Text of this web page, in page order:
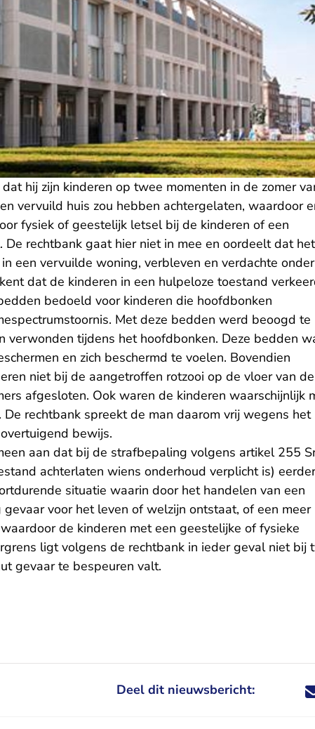
hij zijn kinderen op twee momenten in de zomer
vervuild huis zou hebben achtergelaten, waardoor
fysiek of geestelijk letsel bij de kinderen of een
rechtbank gaat hier niet in mee en oordeelt dat
een vervuilde woning, verbleven en verdachte onder
dat de kinderen in een hulpeloze toestand
bedoeld voor kinderen die hoofdbonken
Met deze bedden werd beoogd te
verwonden tijdens het hoofdbonken. Deze bedden
en zich beschermd te voelen. Bovendien
niet bij de aangetroffen rotzooi op de vloer van de
afgesloten. Ook waren de kinderen waarschijnlijk
rechtbank spreekt de man daarom vrij wegens het
bewijs.
aan dat bij de strafbepaling volgens artikel 255
achterlaten wiens onderhoud verplicht is) eerder
situatie waarin door het handelen van een
voor het leven of welzijn ontstaat, of een meer
de kinderen met een geestelijke of fysieke
ligt volgens de rechtbank in ieder geval niet bij
gevaar te bespeuren valt.
Deel dit nieuwsbericht: Deel